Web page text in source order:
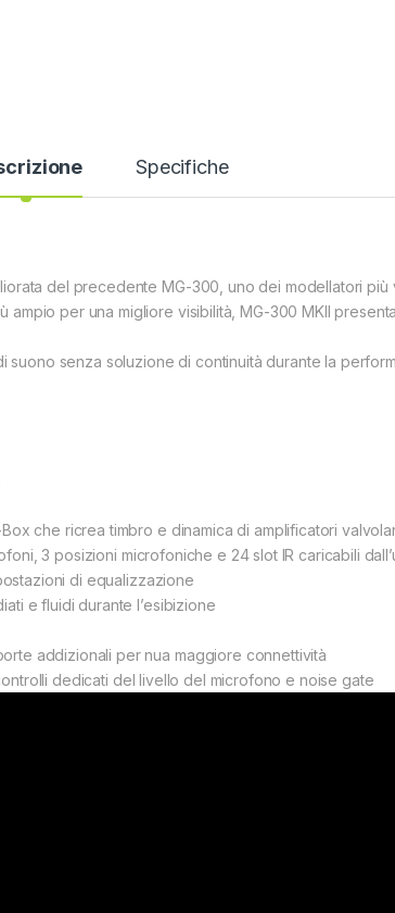
Specifiche
del precedente MG-300, uno dei modellatori più
ampio per una migliore visibilità, MG-300 MKII
senza soluzione di continuità durante la
che ricrea timbro e dinamica di amplificatori
3 posizioni microfoniche e 24 slot IR caricabili
di equalizzazione
e fluidi durante l’esibizione
addizionali per nua maggiore connettività
dedicati del livello del microfono e noise gate